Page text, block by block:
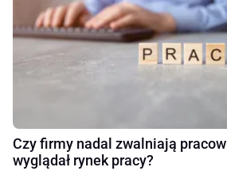
Czy firmy nadal zwalniają
wyglądał rynek pracy?